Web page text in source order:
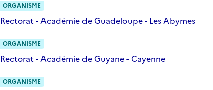
ORGANISME
Rectorat - Académie de Guadeloupe - Les Abymes
ORGANISME
Rectorat - Académie de Guyane - Cayenne
ORGANISME